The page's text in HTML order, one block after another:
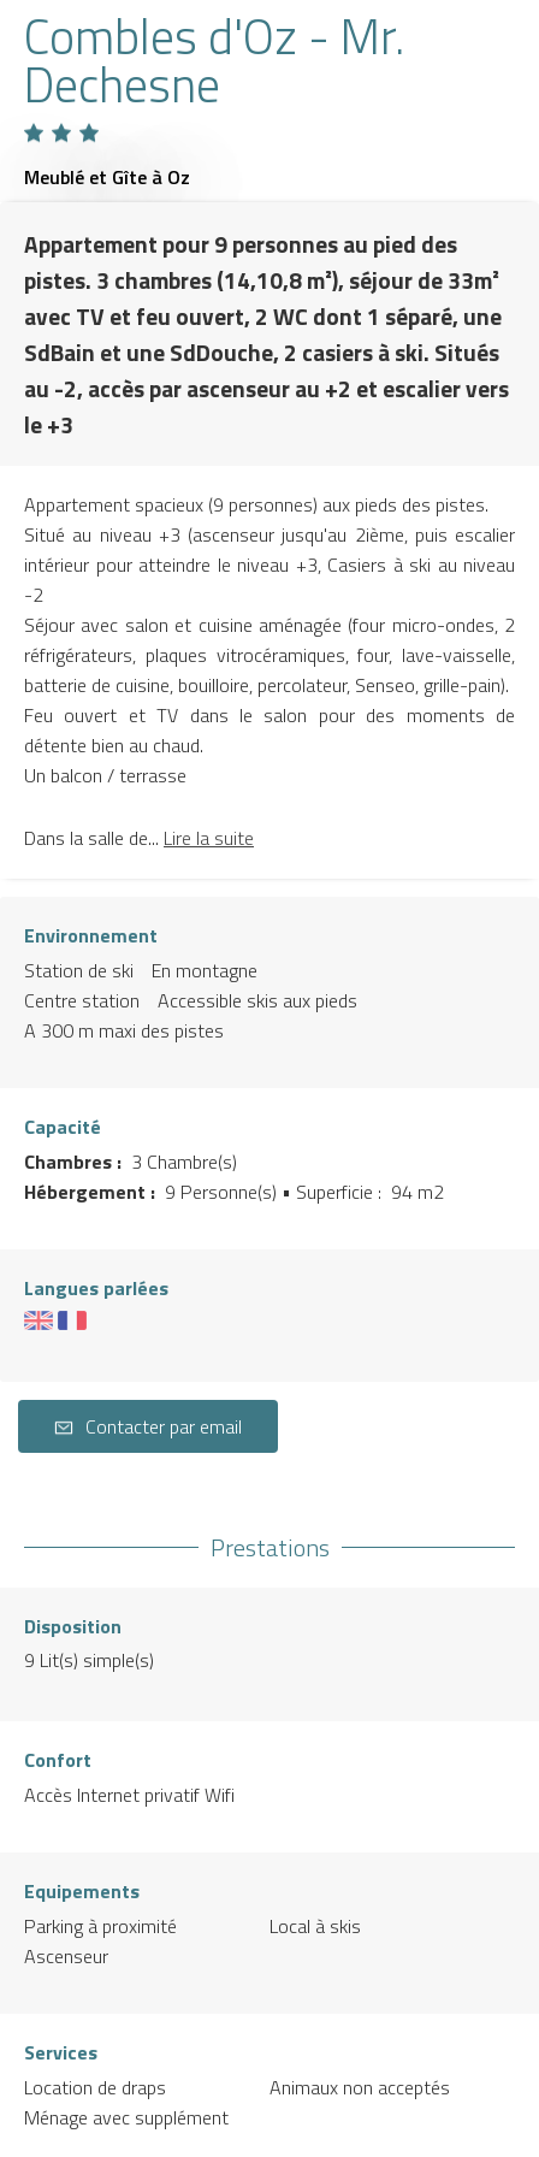
Combles d'Oz - Mr.
Dechesne
Meublé et Gîte à Oz
Appartement pour 9 personnes au pied des
pistes. 3 chambres (14,10,8 m²), séjour de 33m²
avec TV et feu ouvert, 2 WC dont 1 séparé, une
SdBain et une SdDouche, 2 casiers à ski. Situés
au -2, accès par ascenseur au +2 et escalier vers
le +3
Appartement spacieux (9 personnes) aux pieds des pistes.
Situé au niveau +3 (ascenseur jusqu'au 2ième, puis escalier
intérieur pour atteindre le niveau +3, Casiers à ski au niveau
-2
Séjour avec salon et cuisine aménagée (four micro-ondes, 2
réfrigérateurs, plaques vitrocéramiques, four, lave-vaisselle,
batterie de cuisine, bouilloire, percolateur, Senseo, grille-pain).
Feu ouvert et TV dans le salon pour des moments de
détente bien au chaud.
Un balcon / terrasse
Dans la salle de... Lire la suite
Environnement
Station de ski
En montagne
Centre station
Accessible skis aux pieds
A 300 m maxi des pistes
Capacité
Chambres : 3 Chambre(s)
Hébergement : 9 Personne(s) • Superficie : 94 m2
Langues parlées
Contacter par email
Prestations
Disposition
9 Lit(s) simple(s)
Confort
Accès Internet privatif Wifi
Equipements
Parking à proximité
Ascenseur
Local à skis
Services
Location de draps
Ménage avec supplément
Animaux non acceptés